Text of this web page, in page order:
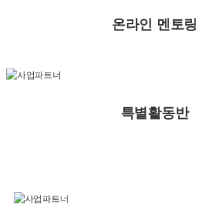
온라인 멘토링
특별활동반